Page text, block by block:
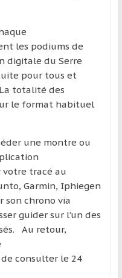
les podiums de
digitale du Serre
pour tous et
totalité des
le format habituel
une montre ou
tracé au
Garmin, Iphiegen
son chrono via
guider sur l’un des
Au retour,
consulter le 24